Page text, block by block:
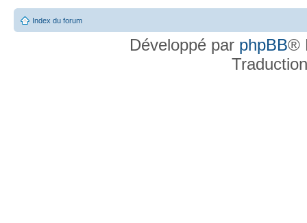
Index du forum
Développé par phpBB®